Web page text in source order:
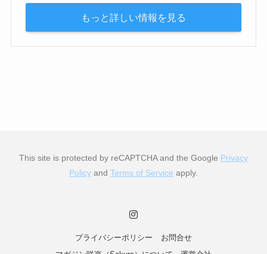
もっと詳しい情報を見る
This site is protected by reCAPTCHA and the Google Privacy
Policy and Terms of Service apply.
プライバシーポリシー
お問合せ